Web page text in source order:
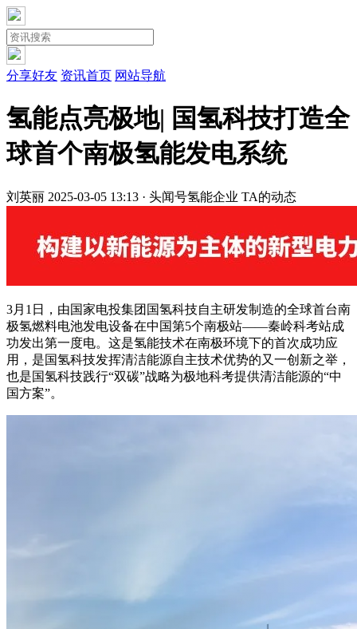
分享好友 资讯首页 网站导航
氢能点亮极地| 国氢科技打造全
球首个南极氢能发电系统
刘英丽 2025-03-05 13:13 · 头闻号氢能企业 TA的动态
3月1日，由国家电投集团国氢科技自主研发制造的全球首台南
极氢燃料电池发电设备在中国第5个南极站——秦岭科考站成
功发出第一度电。这是氢能技术在南极环境下的首次成功应
用，是国氢科技发挥清洁能源自主技术优势的又一创新之举，
也是国氢科技践行“双碳”战略为极地科考提供清洁能源的“中
国方案”。